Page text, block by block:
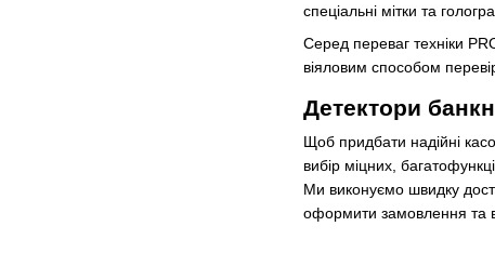
спеціальні мітки та
Серед переваг техніки
віяловим способом
Детектори
Щоб придбати надійні
вибір міцних,
Ми виконуємо швидку
оформити замовлення та